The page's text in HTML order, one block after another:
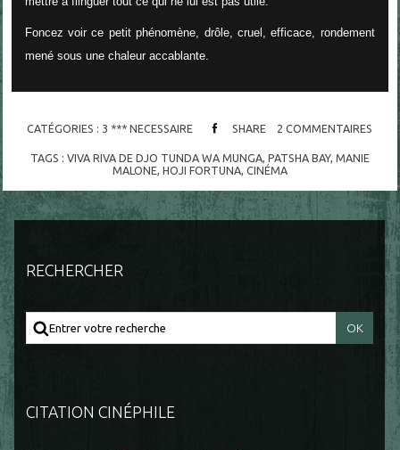
Foncez voir ce petit phénomène, drôle, cruel, efficace, rondement
mené sous une chaleur accablante.
CATÉGORIES : 3 *** NECESSAIRE SHARE 2 COMMENTAIRES
TAGS : VIVA RIVA DE DJO TUNDA WA MUNGA, PATSHA BAY, MANIE
MALONE, HOJI FORTUNA, CINÉMA
RECHERCHER
CITATION CINÉPHILE